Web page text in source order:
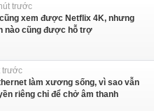
trước
xem được Netflix 4K, nhưng
nào cũng được hỗ trợ
trước
làm xương sống, vì sao vẫn
riêng chỉ để chở âm thanh